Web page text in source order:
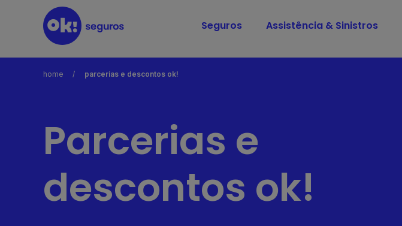
Seguros Assistência & Sinistros
home parcerias e descontos ok!
Parcerias e
descontos ok!